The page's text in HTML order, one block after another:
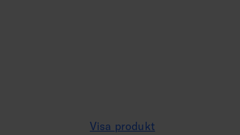
Visa produkt